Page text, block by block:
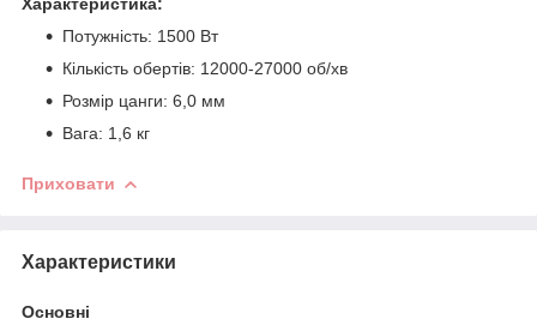
Потужність: 1500 Вт
Кількість обертів: 12000-27000 об/хв
Розмір цанги: 6,0 мм
Вага: 1,6 кг
Приховати
Характеристики
Основні